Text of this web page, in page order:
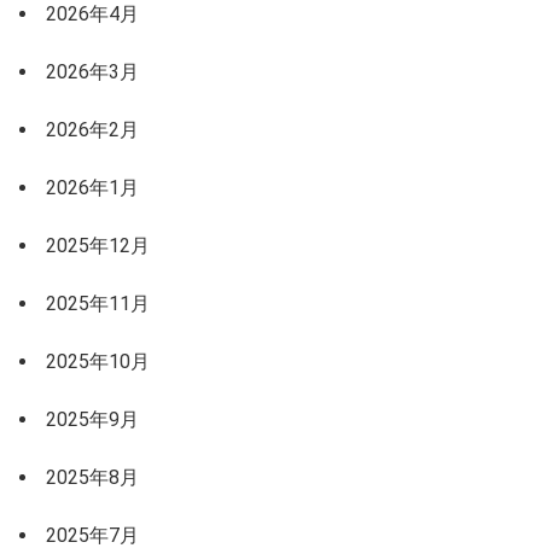
2026年4月
2026年3月
2026年2月
2026年1月
2025年12月
2025年11月
2025年10月
2025年9月
2025年8月
2025年7月